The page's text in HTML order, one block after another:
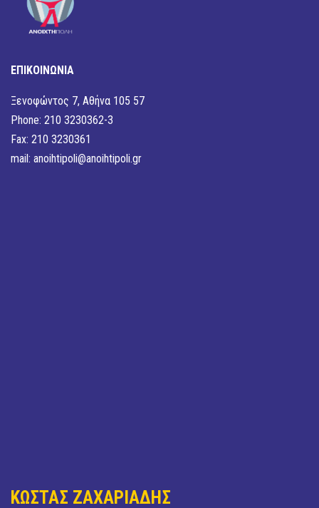
ΕΠΙΚΟΙΝΩΝΙΑ
Ξενοφώντος 7, Αθήνα 105 57
Phone: 210 3230362-3
Fax: 210 3230361
mail: anoihtipoli@anoihtipoli.gr
ΚΩΣΤΑΣ ΖΑΧΑΡΙΑΔΗΣ